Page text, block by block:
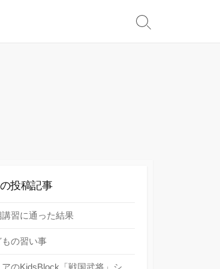
検
投稿記事
講習に通った結果
の習い事